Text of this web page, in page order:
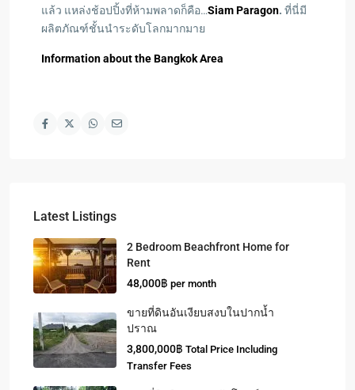
แล้ว แหล่งช้อปปิ้งที่ห้ามพลาดก็คือ…Siam Paragon. ที่นี่มี
ผลิตภัณฑ์ชั้นนำระดับโลกมากมาย
Information about the Bangkok Area
Latest Listings
2 Bedroom Beachfront Home for
Rent
48,000฿ per month
ขายที่ดินอันเงียบสงบในปากน้ำ
ปราณ
3,800,000฿ Total Price Including
Transfer Fees